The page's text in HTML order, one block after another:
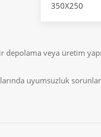
350X250
veya üretim
uyumsuzluk